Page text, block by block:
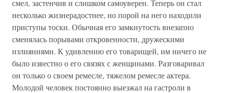
смел, застенчив и слишком самоуверен. Теперь он стал
несколько жизнерадостнее, но порой на него находили
приступы тоски. Обычная его замкнутость внезапно
сменялась порывами откровенности, дружескими
излияниями. К удивлению его товарищей, им ничего не
было известно о его связях с женщинами. Разговаривал
он только о своем ремесле, тяжелом ремесле актера.
Молодой человек постоянно выезжал на гастроли в